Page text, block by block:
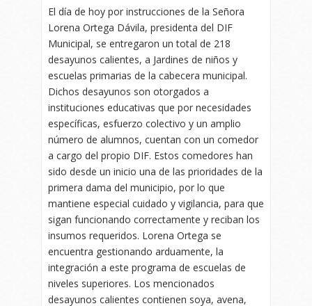
El día de hoy por instrucciones de la Señora
Lorena Ortega Dávila, presidenta del DIF
Municipal, se entregaron un total de 218
desayunos calientes, a Jardines de niños y
escuelas primarias de la cabecera municipal.
Dichos desayunos son otorgados a
instituciones educativas que por necesidades
específicas, esfuerzo colectivo y un amplio
número de alumnos, cuentan con un comedor
a cargo del propio DIF. Estos comedores han
sido desde un inicio una de las prioridades de la
primera dama del municipio, por lo que
mantiene especial cuidado y vigilancia, para que
sigan funcionando correctamente y reciban los
insumos requeridos. Lorena Ortega se
encuentra gestionando arduamente, la
integración a este programa de escuelas de
niveles superiores. Los mencionados
desayunos calientes contienen soya, avena,